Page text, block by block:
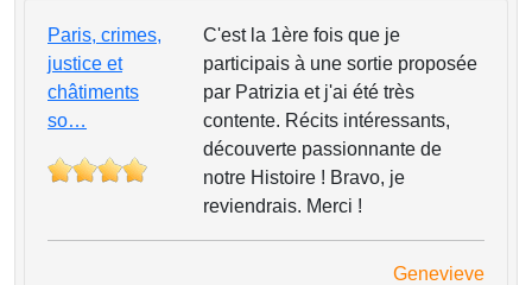
Paris, crimes,
justice et
châtiments
so…
C'est la 1ère fois que je
participais à une sortie proposée
par Patrizia et j'ai été très
contente. Récits intéressants,
découverte passionnante de
notre Histoire ! Bravo, je
reviendrais. Merci !
Genevieve